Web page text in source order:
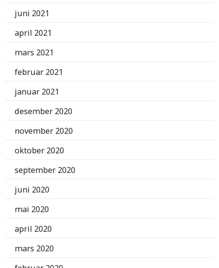
juni 2021
april 2021
mars 2021
februar 2021
januar 2021
desember 2020
november 2020
oktober 2020
september 2020
juni 2020
mai 2020
april 2020
mars 2020